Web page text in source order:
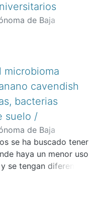
de Baja
de Ingeniería.,
microbioma
cavendish
bacterias
suelo /
de Baja
)Olmos Arriaga,
Miguel Juan;
se ha buscado tener
haya un menor uso
se tengan diferentes
y la
haya una